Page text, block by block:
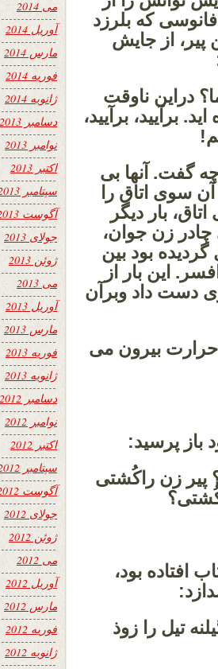
که بلرزد
پیر، از جایش
دراین ناوقت
برآیید، برآیید،
گفت. آنها بی
سوی اتاق را
بار دیگر
زن جوان،
بود بین
این بار از
دست داد وبرآن
بیرون می
باز پرسید:
پیر زن راکُشتی
افتاده بود،
تیل را زوذ
می 2014
آوریل 2014
مارس 2014
فوریه 2014
ژانویه 2014
دسامبر 2013
نوامبر 2013
اکتبر 2013
سپتامبر 2013
آگوست 2013
جولای 2013
ژوئن 2013
می 2013
آوریل 2013
مارس 2013
فوریه 2013
ژانویه 2013
دسامبر 2012
نوامبر 2012
اکتبر 2012
سپتامبر 2012
آگوست 2012
جولای 2012
ژوئن 2012
می 2012
آوریل 2012
مارس 2012
فوریه 2012
ژانویه 2012